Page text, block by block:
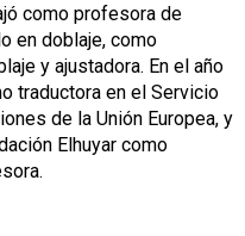
como profesora de
en doblaje, como
y ajustadora. En el año
traductora en el Servicio
de la Unión Europea, y
Elhuyar como